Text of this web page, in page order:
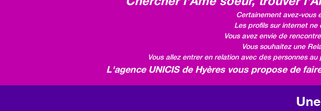
Certainement avez-vous
Les profils sur internet
Vous avez envie de
Vous souhaitez une
Vous allez entrer en relation avec des personnes
L'agence UNICIS de Hyères vous propose de